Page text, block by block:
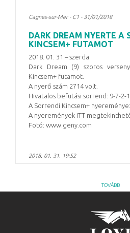
Cagnes-sur-Mer - C1 - 31/01/2018
DARK DREAM NYERTE A
KINCSEM+ FUTAMOT
2018. 01. 31 – szerda
Dark Dream (9) szoros
Kincsem+ futamot.
A nyerő szám 2714 volt.
Hivatalos befutási sorrend: 9-7-2-
A Sorrendi Kincsem+
A nyeremények ITT
Fotó: www.geny.com
2018. 01. 31. 19:52
TOVÁBB